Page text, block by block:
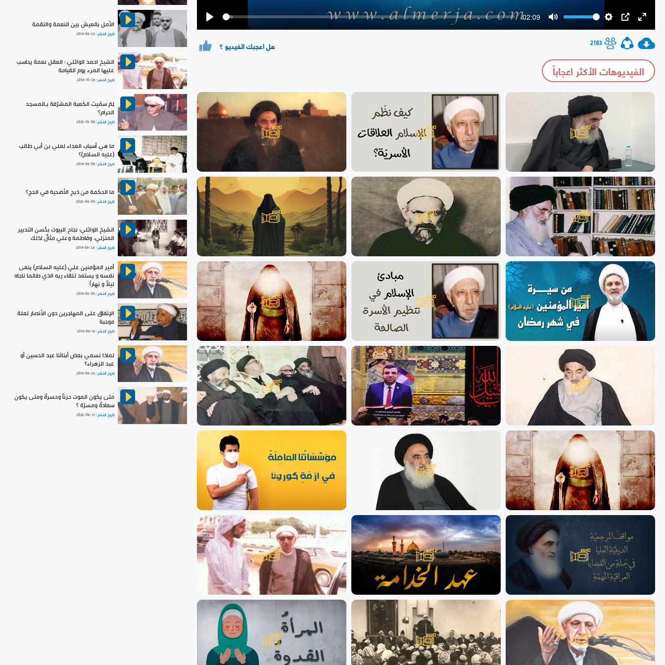
-02:09
2183 هل اعجبك الفيديو ؟
الفيديوهات الأكثر اعجاباً
الأمل بالعيش بين النعمة والنقمة
تاريخ النشر :2019-06-23
الشيخ احمد الوائلي : العقل نعمة يحاسب
عليها المرء يوم القيامة
تاريخ النشر :2019-10-26
لِمَ سمّيت الكعبة المشرّفة بـالمسجد
الحرام؟
تاريخ النشر :2025-01-08
ما هي أسباب العداء لعلي بن أبي طالب
(عليه السلام)؟
تاريخ النشر :2019-06-09
ما الحكمة من ذبح الأضحية في الحج؟
تاريخ النشر :2022-06-09
الشيخ الوائلي: نجاح البيوت بحُسن التدبير
المنزلي، وفاطمة وعلي مثالٌ لذلك
تاريخ النشر : 2019-06-24
أمير المؤمنين علي (عليه السلام) ينعى
نفسه و يستعد للقاء ربه الذي طالما ناجاه
ليلاً و نهاراً
تاريخ النشر :2019-06-09
الإنفاق على المهاجرين دون الأنصار لعلة
موجبة
تاريخ النشر :2019-06-18
لماذا نسمي بعض أبنائنا عبد الحسين أو
عبد الزهراء؟
تاريخ النشر :2019-06-23
متى يكون الموت حزناً وحسرةً ومتى يكون
سعادةً ومسرّة ؟
تاريخ النشر :2022-08-31